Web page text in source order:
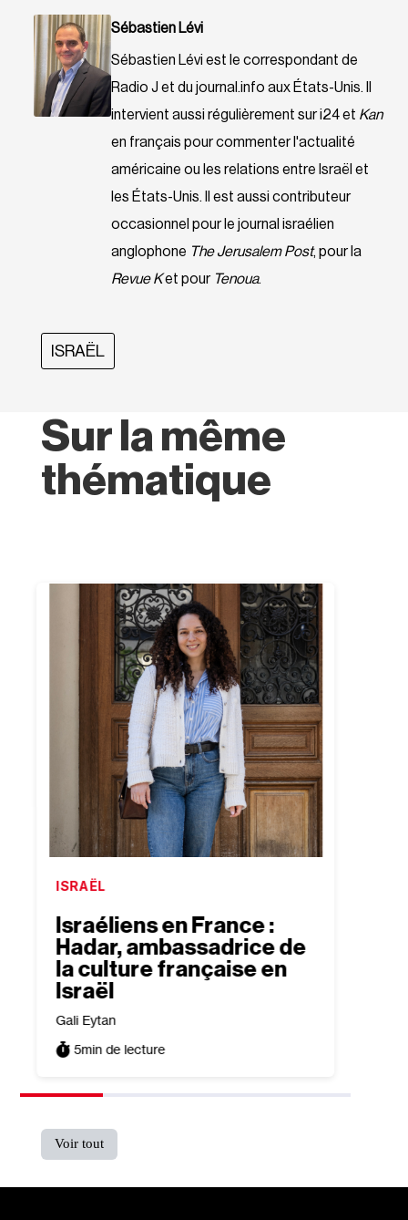
Sébastien Lévi
Sébastien Lévi est le correspondant de
Radio J et du journal.info aux États-Unis. Il
intervient aussi régulièrement sur i24 et Kan
en français pour commenter l'actualité
américaine ou les relations entre Israël et
les États-Unis. Il est aussi contributeur
occasionnel pour le journal israélien
anglophone The Jerusalem Post, pour la
Revue Ket pour Tenoua.
ISRAËL
Sur la même
thématique
ISRAËL
Israéliens en France :
Hadar, ambassadrice de
la culture française en
Israël
Gali Eytan
5min de lecture
Voir tout